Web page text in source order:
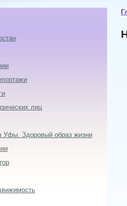
лиц
Уфы. Здоровый образ жизни